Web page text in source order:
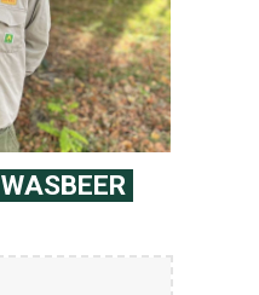
WASBEER